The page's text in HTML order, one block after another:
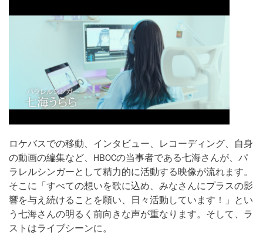
ロケバスでの移動、インタビュー、レコーディング、自身
の動画の編集など、HBOCの当事者である七海さんが、パ
ラレルシンガーとして精力的に活動する映像が流れます。
そこに「すべての想いを歌に込め、みなさんにプラスの影
響を与え続けることを願い、日々活動しています！」とい
う七海さんの明るく前向きな声が重なります。そして、ラ
ストはライブシーンに。